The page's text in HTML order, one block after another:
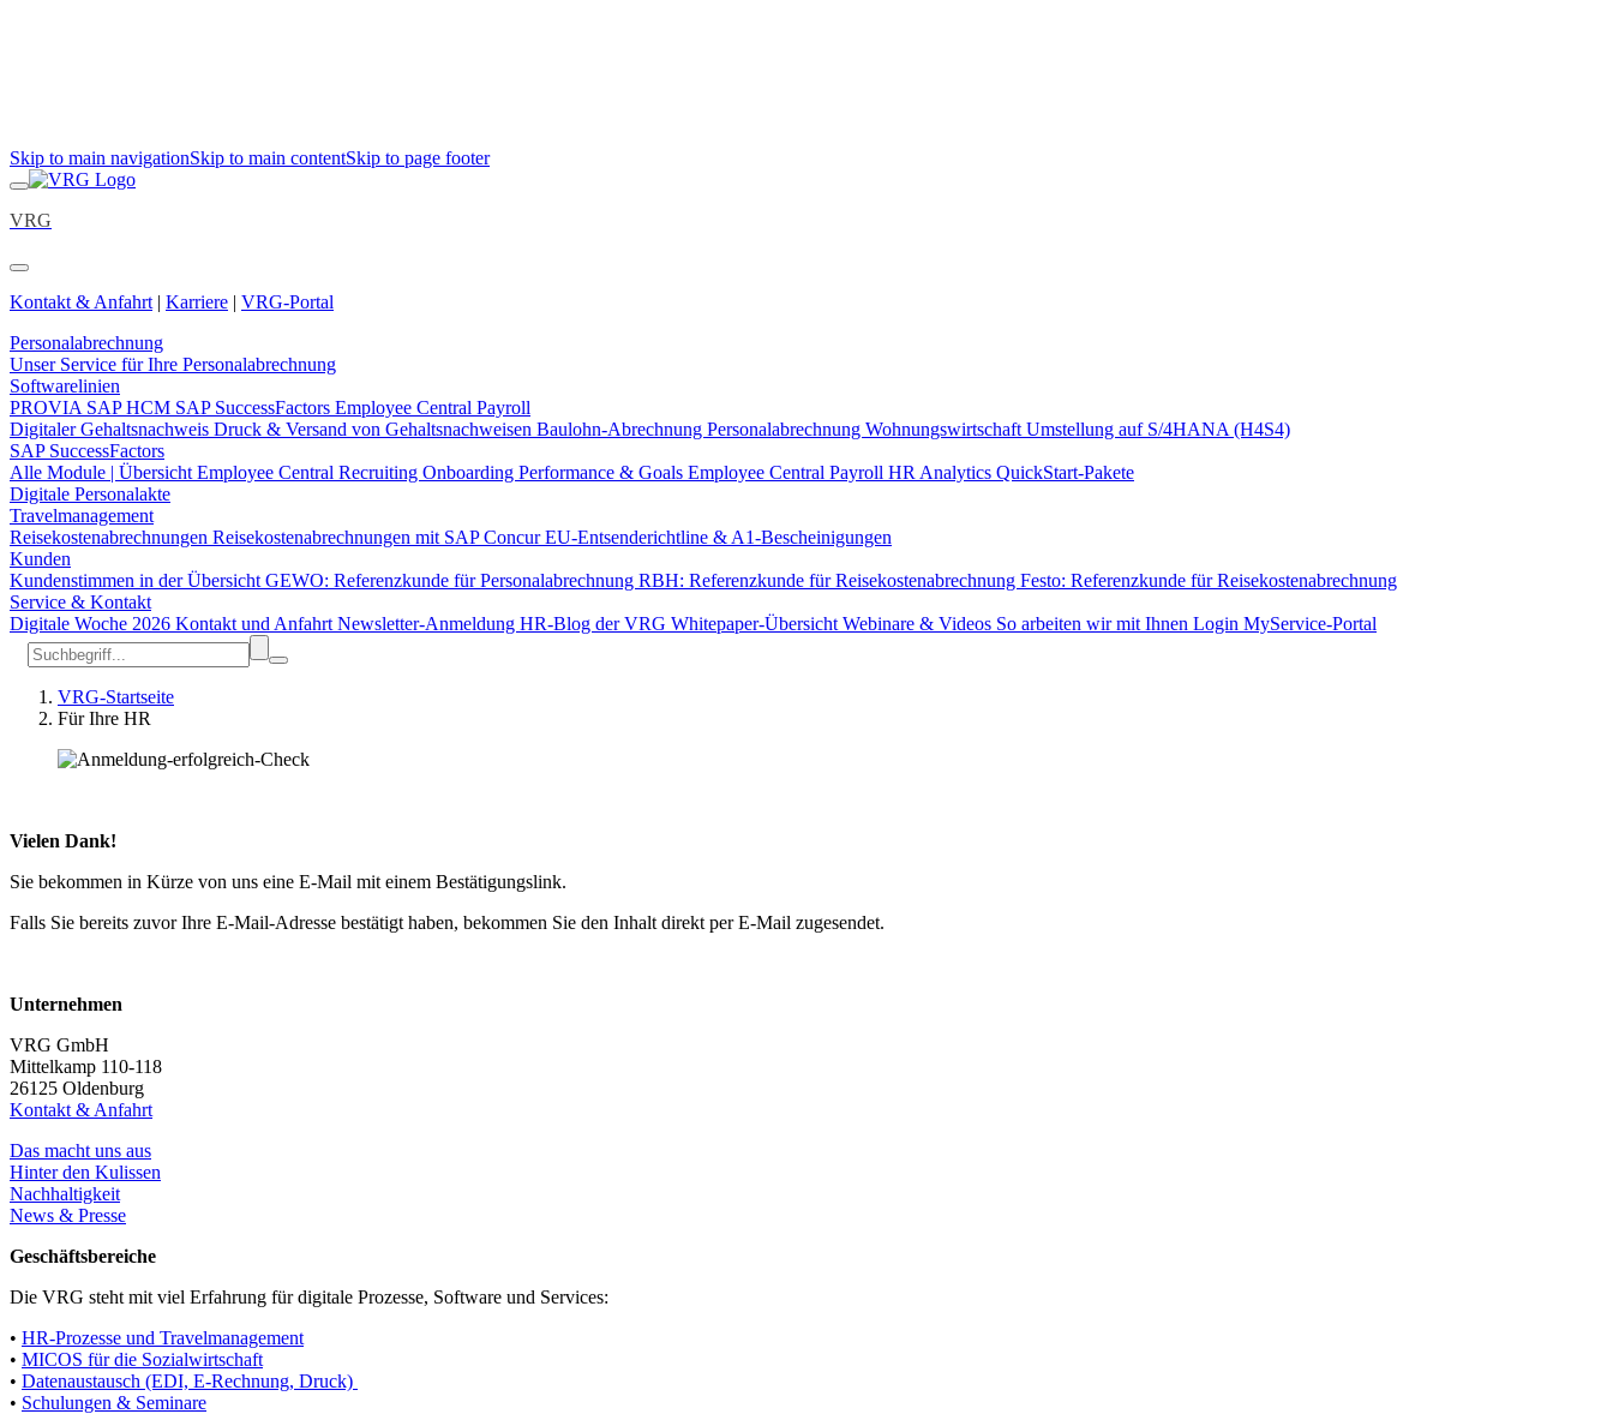
Skip to main navigationSkip to main contentSkip to page footer
VRG
Kontakt & Anfahrt | Karriere | VRG-Portal
Personalabrechnung
Unser Service für Ihre Personalabrechnung
Softwarelinien
PROVIA SAP HCM SAP SuccessFactors Employee Central Payroll
Digitaler Gehaltsnachweis Druck & Versand von Gehaltsnachweisen Baulohn-Abrechnung Personalabrechnung Wohnungswirtschaft Umstellung auf S/4HANA (H4S4)
SAP SuccessFactors
Alle Module | Übersicht Employee Central Recruiting Onboarding Performance & Goals Employee Central Payroll HR Analytics QuickStart-Pakete
Digitale Personalakte
Travelmanagement
Reisekostenabrechnungen Reisekostenabrechnungen mit SAP ConcurEU-Entsenderichtline & A1-Bescheinigungen
Kunden
Kundenstimmen in der Übersicht GEWO: Referenzkunde für Personalabrechnung RBH: Referenzkunde für Reisekostenabrechnung Festo: Referenzkunde für Reisekostenabrechnung
Service & Kontakt
Digitale Woche 2026 Kontakt und Anfahrt Newsletter-Anmeldung HR-Blog der VRG Whitepaper-Übersicht Webinare & Videos So arbeiten wir mit Ihnen Login MyService-Portal
VRG-Startseite
Für Ihre HR
Vielen Dank!
Sie bekommen in Kürze von uns eine E-Mail mit einem Bestätigungslink.
Falls Sie bereits zuvor Ihre E-Mail-Adresse bestätigt haben, bekommen Sie den Inhalt direkt per E-Mail zugesendet.
Unternehmen
VRG GmbH
Mittelkamp 110-118
26125 Oldenburg
Kontakt & Anfahrt
Das macht uns aus
Hinter den Kulissen
Nachhaltigkeit
News & Presse
Geschäftsbereiche
Die VRG steht mit viel Erfahrung für digitale Prozesse, Software und Services:
• HR-Prozesse und Travelmanagement
• MICOS für die Sozialwirtschaft
• Datenaustausch (EDI, E-Rechnung, Druck)
• Schulungen & Seminare